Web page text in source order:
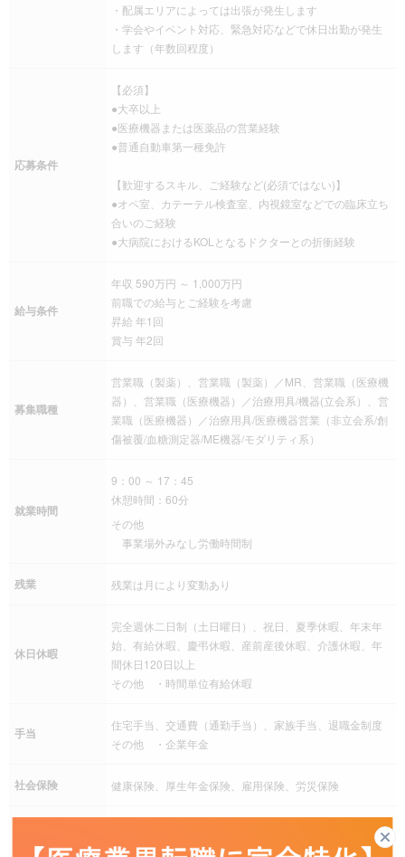
・配属エリアによっては出張が発生します
・学会やイベント対応、緊急対応などで休日出勤が発生
します（年数回程度）
応募条件
【必須】
●大卒以上
●医療機器または医薬品の営業経験
●普通自動車第一種免許
【歓迎するスキル、ご経験など(必須ではない)】
●オペ室、カテーテル検査室、内視鏡室などでの臨床立ち
合いのご経験
●大病院におけるKOLとなるドクターとの折衝経験
給与条件
年収 590万円 ～ 1,000万円
前職での給与とご経験を考慮
昇給 年1回
賞与 年2回
募集職種
営業職（製薬）、営業職（製薬）／MR、営業職（医療機
器）、営業職（医療機器）／治療用具/機器(立会系）、営
業職（医療機器）／治療用具/医療機器営業（非立会系/創
傷被覆/血糖測定器/ME機器/モダリティ系）
就業時間
9：00 ～ 17：45
休憩時間：60分
その他
事業場外みなし労働時間制
残業 残業は月により変動あり
休日休暇
完全週休二日制（土日曜日）、祝日、夏季休暇、年末年
始、有給休暇、慶弔休暇、産前産後休暇、介護休暇、年
間休日120日以上
その他 ・時間単位有給休暇
手当
住宅手当、交通費（通勤手当）、家族手当、退職金制度
その他 ・企業年金
社会保険 健康保険、厚生年金保険、雇用保険、労災保険
育児支援制度、介護支援制度、社宅・家賃補助制度、従
業員持株会、財形貯蓄、慶弔災害見舞金制度、契約保養